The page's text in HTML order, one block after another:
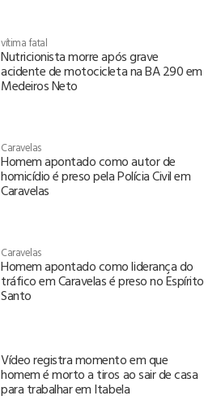
vítima fatal
Nutricionista morre após grave
acidente de motocicleta na BA 290 em
Medeiros Neto
Caravelas
Homem apontado como autor de
homicídio é preso pela Polícia Civil em
Caravelas
Caravelas
Homem apontado como liderança do
tráfico em Caravelas é preso no Espírito
Santo
Vídeo registra momento em que
homem é morto a tiros ao sair de casa
para trabalhar em Itabela